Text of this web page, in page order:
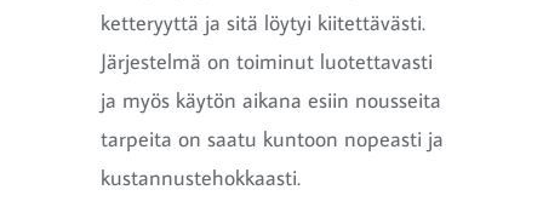
ketteryyttä ja sitä löytyi kiitettävästi.
Järjestelmä on toiminut luotettavasti
ja myös käytön aikana esiin nousseita
tarpeita on saatu kuntoon nopeasti ja
kustannustehokkaasti.